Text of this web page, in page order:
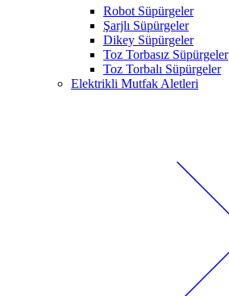
Robot Süpürgeler
Şarjlı Süpürgeler
Dikey Süpürgeler
Toz Torbasız Süpürgeler
Toz Torbalı Süpürgeler
Elektrikli Mutfak Aletleri